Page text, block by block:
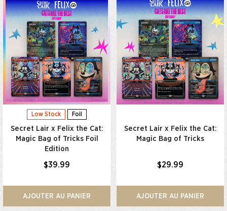
Low Stock Foil
Secret Lair x Felix the Cat:
Magic Bag of Tricks Foil
Edition
$39.99
AJOUTER AU PANIER
Secret Lair x Felix the Cat:
Magic Bag of Tricks
$29.99
AJOUTER AU PANIER